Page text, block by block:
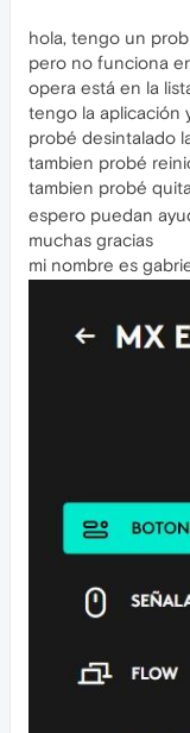
hola, tengo un
pero no funciona
opera está en la
tengo la aplicación
probé desintalado
tambien probé
tambien probé
espero puedan
muchas gracias
mi nombre es